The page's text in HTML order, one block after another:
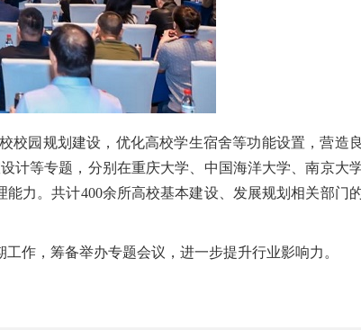
校园规划建设，优化高校学生宿舍等功能设置，营造
计等专题，分别在重庆大学、中国海洋大学、南京大
力。共计400余所高校基本建设、发展规划相关部门
作，筹备举办专题会议，进一步提升行业影响力。